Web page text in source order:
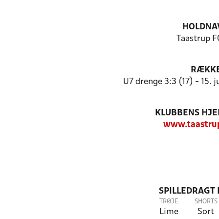
Taastrup
U7 drenge 3:3 (17) - 15.
KLUBBENS
SPILLEDRAGT
TRØJE
Lime
SHORTS
Sort